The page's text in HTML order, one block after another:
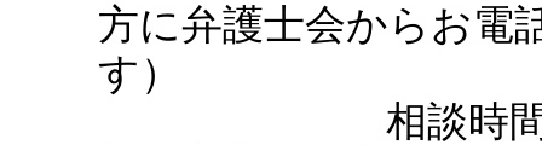
方に弁護士会からお電
す）
相談時間は、